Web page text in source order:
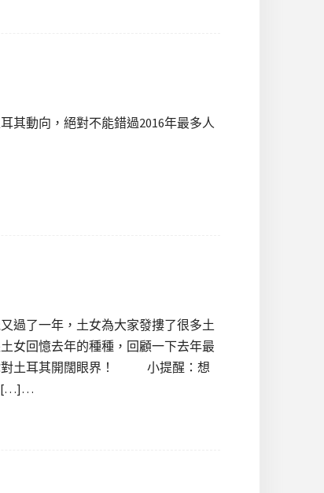
其動向，絕對不能錯過2016年最多人
過了一年，土女為大家發摟了很多土
女回憶去年的種種，回顧一下去年最
對土耳其開闊眼界！ 小提醒：想
[…]…